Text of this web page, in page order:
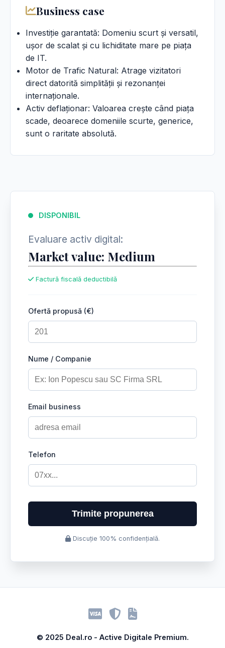
Business case
Investiție garantată: Domeniu scurt și versatil,
ușor de scalat și cu lichiditate mare pe piața
de IT.
Motor de Trafic Natural: Atrage vizitatori
direct datorită simplității și rezonanței
internaționale.
Activ deflaționar: Valoarea crește când piața
scade, deoarece domeniile scurte, generice,
sunt o raritate absolută.
DISPONIBIL
Evaluare activ digital:
Market value: Medium
Factură fiscală deductibilă
Ofertă propusă (€)
Nume / Companie
Email business
Telefon
Trimite propunerea
Discuție 100% confidențială.
© 2025 Deal.ro - Active Digitale Premium.